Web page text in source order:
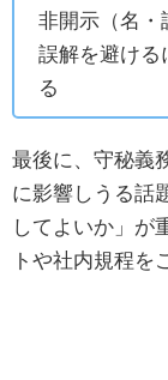
非開示（名・
誤解を避ける
る
最後に、守秘義
に影響しうる話
してよいか」が
トや社内規程を